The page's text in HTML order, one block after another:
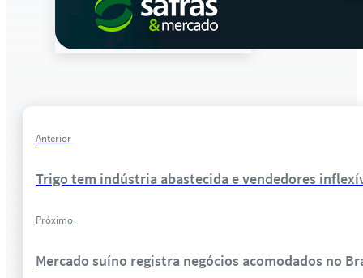
Anterior
Trigo tem indústria abastecida e vendedores
Próximo
Mercado suíno registra negócios acomodados no